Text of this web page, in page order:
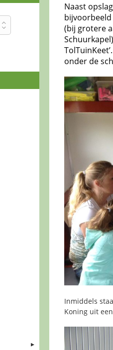
Naast
(bij grotere
onder de
Inmiddels
Koning uit